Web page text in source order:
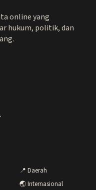
online yang
hukum, politik, dan
📍 Daerah
🌏 Internasional